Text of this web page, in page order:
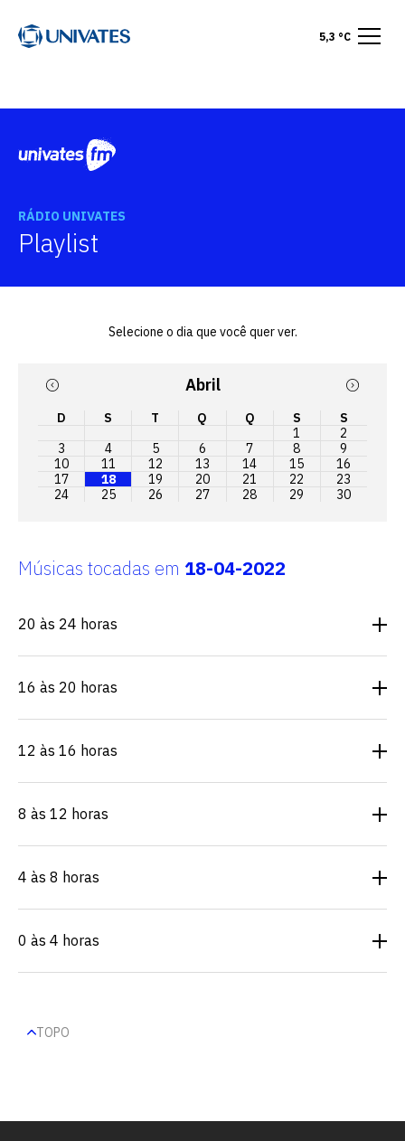
5,3 °C
RÁDIO UNIVATES
Playlist
Selecione o dia que você quer ver.
Abril
D S T Q Q S
S
1
2
3
4 5 6 7 8
9
10
11 12 13 14 15
16
17
18 19 20 21 22
23
24
25 26 27 28 29 30
Músicas tocadas em 18-04-2022
20 às 24 horas
16 às 20 horas
12 às 16 horas
8 às 12 horas
4 às 8 horas
0 às 4 horas
TOPO